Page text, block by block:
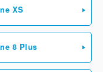
XS
8 Plus